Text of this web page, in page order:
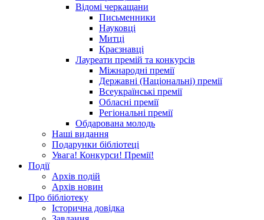
Відомі черкащани
Письменники
Науковці
Митці
Краєзнавці
Лауреати премій та конкурсів
Міжнародні премії
Державні (Національні) премії
Всеукраїнські премії
Обласні премії
Регіональні премії
Обдарована молодь
Наші видання
Подарунки бібліотеці
Увага! Конкурси! Премії!
Події
Архів подій
Архів новин
Про бібліотеку
Історична довідка